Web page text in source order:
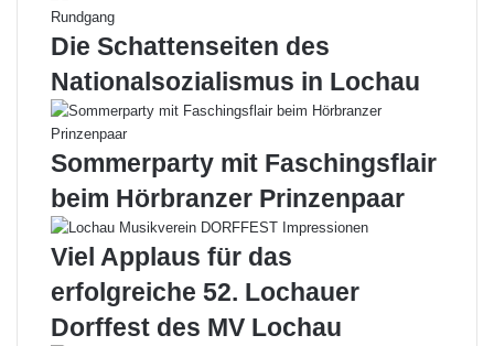
u
n
k
e
n
e
l
e
b
n
i
s
ü
a
m
m
u
n
g
d
r
F
u
Die Schattenseiten des
Nationalsozialismus in Lochau
Sommerparty mit Faschingsflair
beim Hörbranzer Prinzenpaar
Viel Applaus für das
erfolgreiche 52. Lochauer
Dorffest des MV Lochau